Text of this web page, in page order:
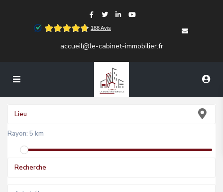
accueil@le-cabinet-immobilier.fr
Rayon: 5 km